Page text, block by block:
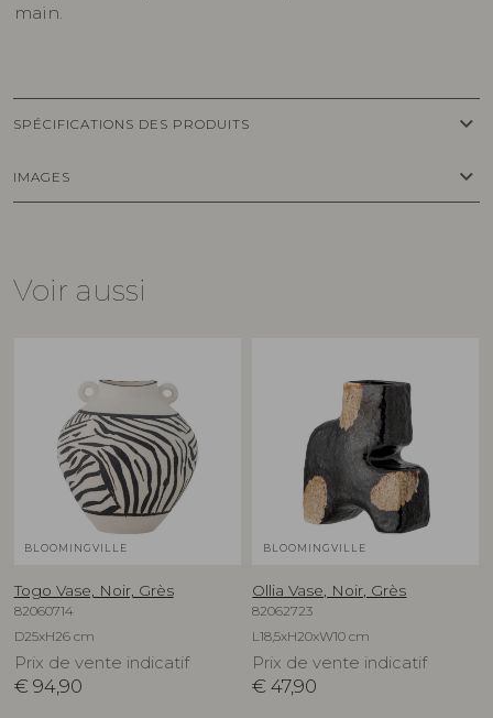
main.
SPÉCIFICATIONS DES PRODUITS keyboard_arrow_down
IMAGES keyboard_arrow_down
Voir aussi
BLOOMINGVILLE
Togo Vase, Noir, Grès
82060714
D25xH26 cm
Prix de vente indicatif
€ 94,90
BLOOMINGVILLE
Ollia Vase, Noir, Grès
82062723
L18,5xH20xW10 cm
Prix de vente indicatif
€ 47,90